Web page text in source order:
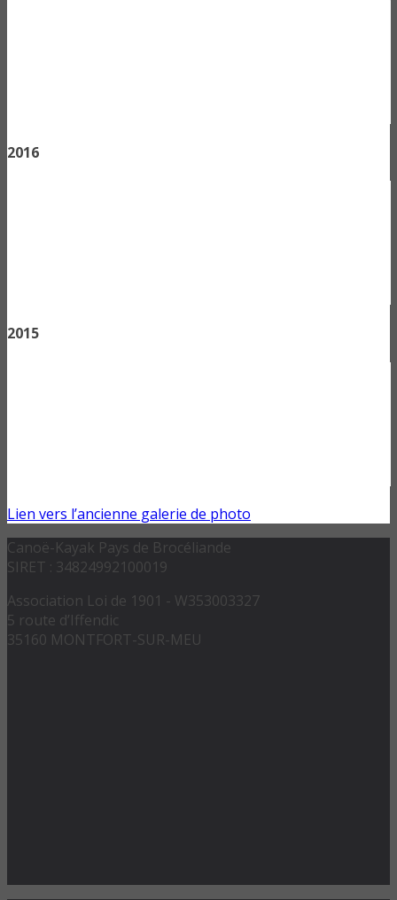
2016
2015
Lien vers l’ancienne galerie de photo
Canoë-Kayak Pays de Brocéliande
SIRET : 34824992100019
Association Loi de 1901 - W353003327
5 route d’Iffendic
35160 MONTFORT-SUR-MEU